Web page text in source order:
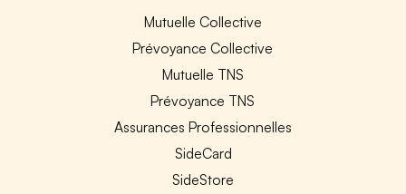
Mutuelle Collective
Prévoyance Collective
Mutuelle TNS
Prévoyance TNS
Assurances Professionnelles
SideCard
SideStore